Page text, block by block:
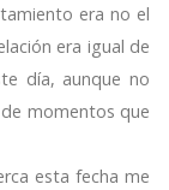
era no el
era igual de
día, aunque no
momentos que
esta fecha me